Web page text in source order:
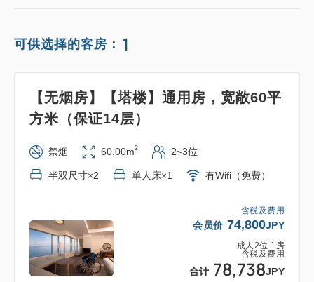
可供选择的客房： 1
含税及费用
会员价 74,800JPY
成人 2位 1 房
含税及费用
合计 78,738JPY
【无烟房】【塔楼】通用房，宽敞60平
方米（保证14层）
禁烟 60.00m2 2~3位
半双尺寸×2 单人床×1 有Wifi（免费）